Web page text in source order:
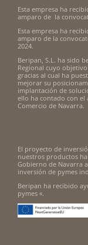
Esta empresa ha
amparo de la
Esta empresa ha
amparo de la
2024.
Beripan, S.L. ha sido
Regional cuyo
gracias al cual ha
mejorar su
implantación de
ello ha contado con
Comercio de Navarra.
El proyecto de
nuestros productos
Gobierno de Navarra
inversión de pymes
Beripan ha recibido
pymes «.